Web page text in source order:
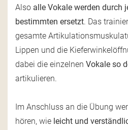
Also alle Vokale werden durch
bestimmten ersetzt. Das
gesamte
Lippen und die
dabei die einzelnen Vokale so
artikulieren.
Im Anschluss an die Übung
hören, wie leicht und